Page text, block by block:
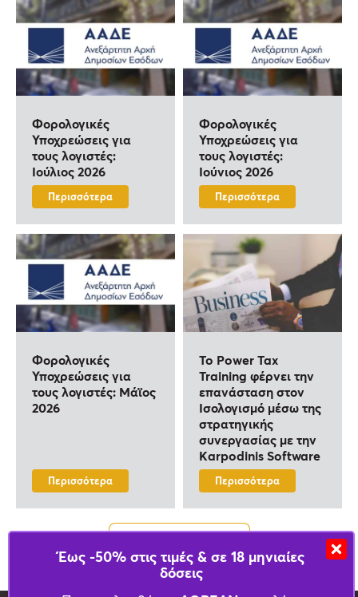
Φορολογικές
Υποχρεώσεις για
τους λογιστές:
Ιούλιος 2026
Περισσότερα
Φορολογικές
Υποχρεώσεις για
τους λογιστές:
Ιούνιος 2026
Περισσότερα
Φορολογικές
Υποχρεώσεις για
τους λογιστές: Μάϊος
2026
Περισσότερα
To Power Tax
Training φέρνει την
επανάσταση στον
Ισολογισμό μέσω της
στρατηγικής
συνεργασίας με την
Karpodinis Software
Περισσότερα
Δείτε όλα τα Άρθρα
Έως -50% στις τιμές & σε 18 μηνιαίες
δόσεις